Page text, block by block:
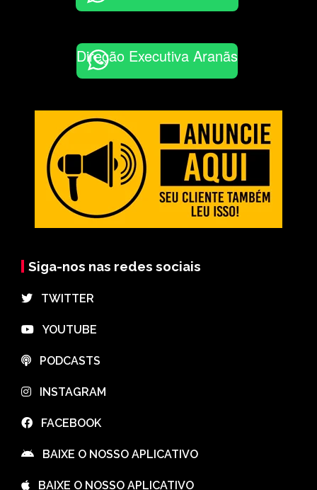
Direção Executiva Aranãs
Siga-nos nas redes sociais
⠀TWITTER
⠀YOUTUBE
⠀PODCASTS
⠀INSTAGRAM
⠀FACEBOOK
⠀BAIXE O NOSSO APLICATIVO
⠀BAIXE O NOSSO APLICATIVO